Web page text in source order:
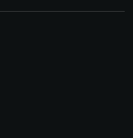
personali.